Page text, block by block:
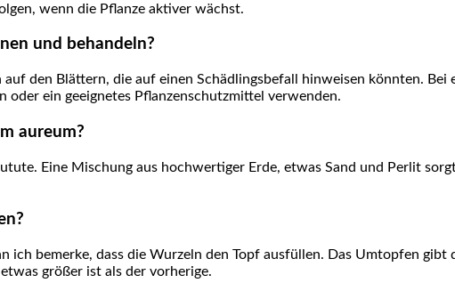
wenn die Pflanze‍ aktiver wächst.
und behandeln?
den Blättern, die auf einen Schädlingsbefall hinweisen könnten.
ein geeignetes⁣ Pflanzenschutzmittel verwenden.
aureum?
Eine Mischung aus hochwertiger Erde, etwas Sand und Perlit
ich bemerke, dass die Wurzeln den Topf ausfüllen. ‍Das Umtopfen
größer ist als der vorherige.